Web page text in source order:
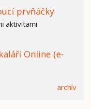
prvňáčky
aktivitami
Online (e-
archív